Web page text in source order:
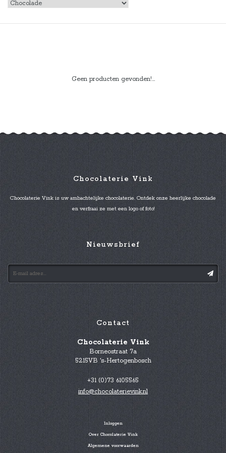
Geen producten gevonden!...
Chocolaterie Vink
Chocolaterie Vink is uw ambachtelijke chocolaterie. Ontdek onze heerlijke chocolade
en verfraai ze met een logo of foto!
Nieuwsbrief
Contact
Chocolaterie Vink
Borneostraat 7a
5215VB 's-Hertogenbosch
+31 (0)73 6105565
info@chocolaterievink.nl
Inloggen
Over Chocolaterie Vink
Algemene voorwaarden